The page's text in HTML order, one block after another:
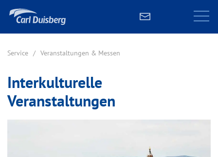
Service Veranstaltungen & Messen
Interkulturelle
Veranstaltungen